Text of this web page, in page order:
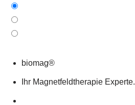
biomag®
Ihr Magnetfeldtherapie Experte.